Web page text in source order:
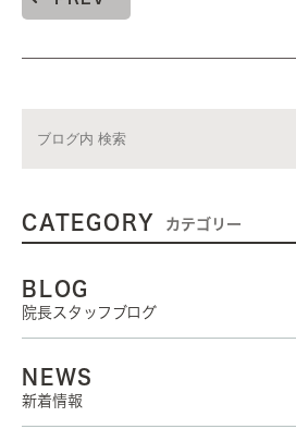
CATEGORY カテゴリー
BLOG
院長スタッフブログ
NEWS
新着情報